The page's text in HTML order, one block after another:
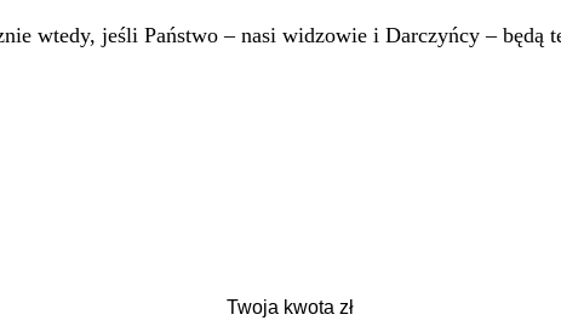
wtedy, jeśli Państwo – nasi widzowie i Darczyńcy – będą